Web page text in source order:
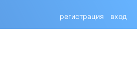
регистрация вход